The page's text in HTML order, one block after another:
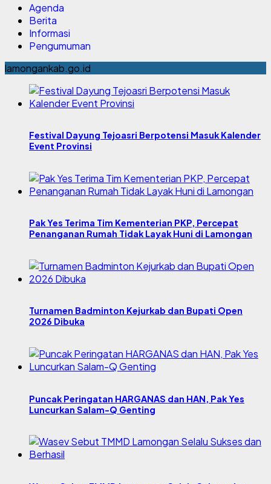
Agenda
Berita
Informasi
Pengumuman
lamongankab.go.id
Festival Dayung Tejoasri Berpotensi Masuk Kalender
Event Provinsi
Pak Yes Terima Tim Kementerian PKP, Percepat
Penanganan Rumah Tidak Layak Huni di Lamongan
Turnamen Badminton Kejurkab dan Bupati Open
2026 Dibuka
Puncak Peringatan HARGANAS dan HAN, Pak Yes
Luncurkan Salam-Q Genting